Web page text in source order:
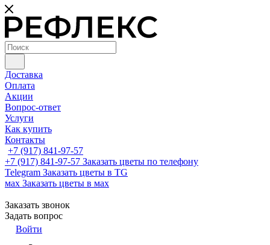
Доставка
Оплата
Акции
Вопрос-ответ
Услуги
Как купить
Контакты
+7 (917) 841-97-57
+7 (917) 841-97-57 Заказать цветы по телефону
Telegram Заказать цветы в TG
мах Заказать цветы в мах
Заказать звонок
Задать вопрос
Войти